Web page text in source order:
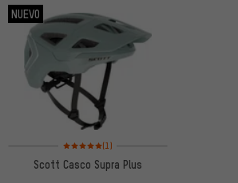
NUEVO
Valoración media: 5 de 5 basada en 1 reseñas
(1)
Scott Casco Supra Plus